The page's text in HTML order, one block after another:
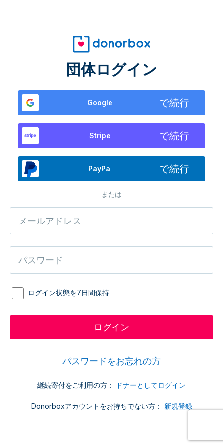
団体ログイン
Google で続行
Stripe で続行
PayPal で続行
または
ログイン状態を7日間保持
パスワードをお忘れの方
継続寄付をご利用の方： ドナーとしてログイン
Donorboxアカウントをお持ちでない方： 新規登録